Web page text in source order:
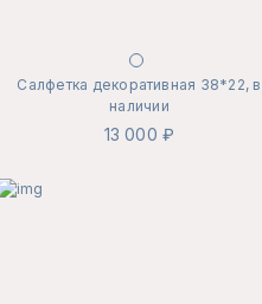
Салфетка декоративная 38*22, в
наличии
13 000 ₽